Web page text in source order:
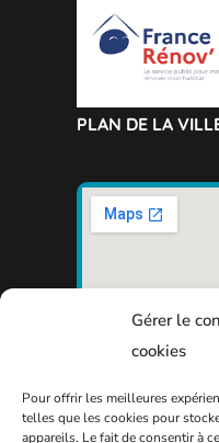
Gérer le
cookies
Pour offrir les meilleures
telles que les cookies pour
appareils. Le fait de consentir à
PLAN DE LA